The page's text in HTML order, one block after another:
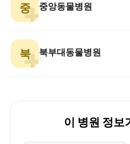
중 중앙동물병원
북 북부대동물병원
이 병원 정보